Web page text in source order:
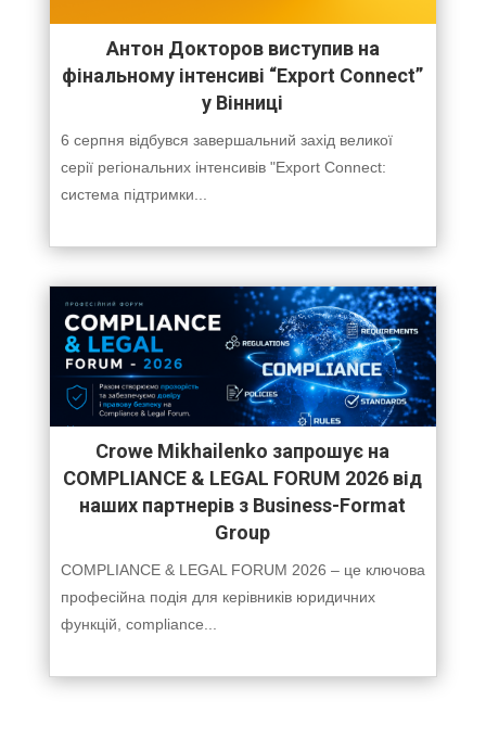
Антон Докторов виступив на
фінальному інтенсиві “Export Connect”
у Вінниці
6 серпня відбувся завершальний захід великої
серії регіональних інтенсивів "Export Connect:
система підтримки...
Crowe Mikhailenko запрошує на
COMPLIANCE & LEGAL FORUM 2026 від
наших партнерів з Business-Format
Group
COMPLIANCE & LEGAL FORUM 2026 – це ключова
професійна подія для керівників юридичних
функцій, compliance...